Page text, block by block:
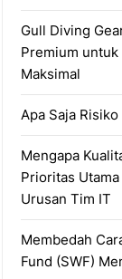
Gull Diving
Premium untuk
Maksimal
Apa Saja
Mengapa
Prioritas
Urusan Tim IT
Membedah
Fund (SWF)